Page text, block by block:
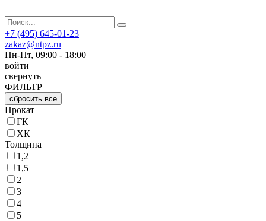
+7 (495) 645-01-23
zakaz@ntpz.ru
Пн-Пт, 09:00 - 18:00
войти
свернуть
ФИЛЬТР
сбросить все
Прокат
ГК
ХК
Толщина
1,2
1,5
2
3
4
5